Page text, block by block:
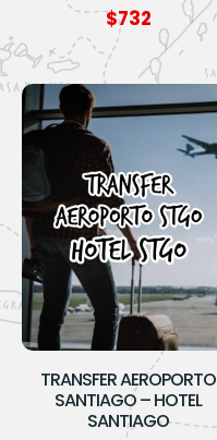
$732
TRANSFER AEROPORTO
SANTIAGO – HOTEL
SANTIAGO